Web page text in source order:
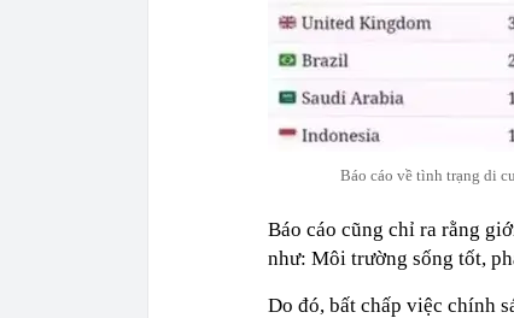
Báo cáo về tình trạng di
Báo cáo cũng chỉ ra rằng
như: Môi trường sống tốt,
Do đó, bất chấp việc chính